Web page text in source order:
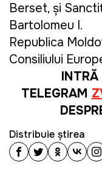
Berset, și
Bartolomeu I.
Republica
Consiliului
INTRĂ
TELEGRAM
Distribuie știrea